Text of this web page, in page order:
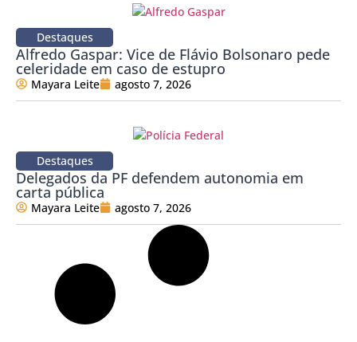
Destaques
Alfredo Gaspar: Vice de Flávio Bolsonaro pede
celeridade em caso de estupro
Mayara Leite agosto 7, 2026
Destaques
Delegados da PF defendem autonomia em
carta pública
Mayara Leite agosto 7, 2026